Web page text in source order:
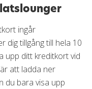
ingår
dig tillgång till hela 10
upp ditt kreditkort vid
att ladda ner
du bara visa upp